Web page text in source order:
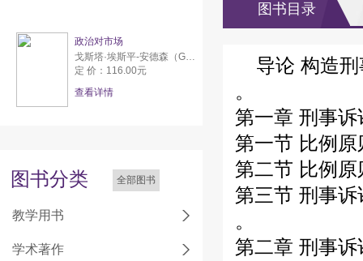
政治对市场
戈斯塔·埃斯平-安德森（Gøsta Esping-Andersen）
定 价：116.00元
查看详情
图书分类 全部图书
教学用书
学术著作
图书目录
导论 构造
。
第一章 刑事
第一节 比例
第二节 比例
第三节 刑事
。
第二章 刑事